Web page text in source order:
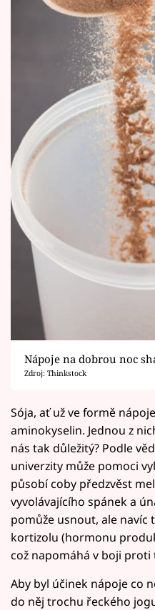
Nápoje na dobrou noc
Zdroj: Thinkstock
Sója, ať už ve formě
aminokyselin. Jednou z
nás tak důležitý? Podle
univerzity může pomoci
působí coby předzvěst
vyvolávajícího spánek a
pomůže usnout, ale
kortizolu (hormonu
což napomáhá v boji
Aby byl účinek nápoje co
do něj trochu řeckého